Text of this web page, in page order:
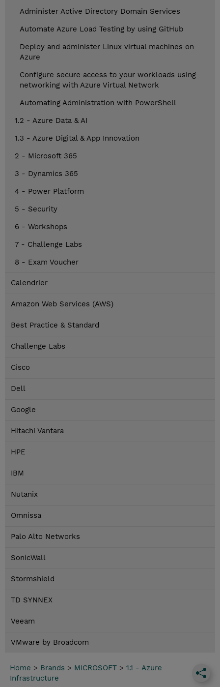
Administer Active Directory Domain Services
Automate Azure Load Testing by using GitHub
Deploy and administer Linux virtual machines on
Azure
Configure secure access to your workloads using
networking with Azure Virtual Network
Automating Administration with PowerShell
1.2 - Azure Data & AI
1.3 - Azure Digital & App Innovation
2 - Microsoft 365
3 - Dynamics 365
4 - Power Platform
5 - Security
6 - Workshops
7 - Challenge Labs
8 - Exam Voucher
Calendrier
Amazon Web Services (AWS)
Best Practice & Standard
Challenge Labs
Cisco
Dell
Google
Hitachi Vantara
HPE
IBM
Nutanix
Omnissa
Palo Alto Networks
SonicWall
Stormshield
TD SYNNEX
Veeam
VMware by Broadcom
Home > Brands > MICROSOFT > 1.1 - Azure
Infrastructure